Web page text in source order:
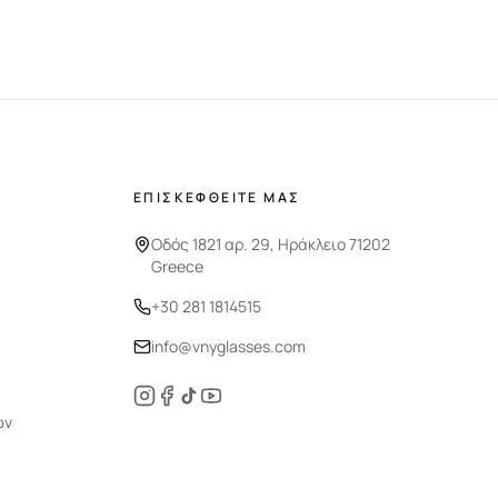
ΕΠΙΣΚΕΦΘΕΙΤΕ ΜΑΣ
Οδός 1821 αρ. 29, Ηράκλειο 71202
Greece
+30 281 1814515
info@vnyglasses.com